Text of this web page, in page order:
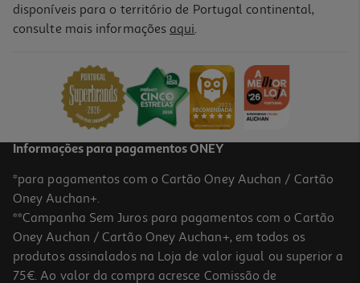
Raclete 8 Pessoas Qilive Q.5531 2 Em 1
49,99 €
disponíveis para o território de Portugal continental,
consulte mais informações aqui.
Informações para pagamentos ONEY
*para pagamentos com o Cartão Oney Auchan / Cartão
Oney Auchan+.
**Campanha Sem Juros para pagamentos com o Cartão
Oney Auchan / Cartão Oney Auchan+, em todos os
produtos assinalados na Loja de valor igual ou superior a
75€. Ao valor da compra acresce Comissão de